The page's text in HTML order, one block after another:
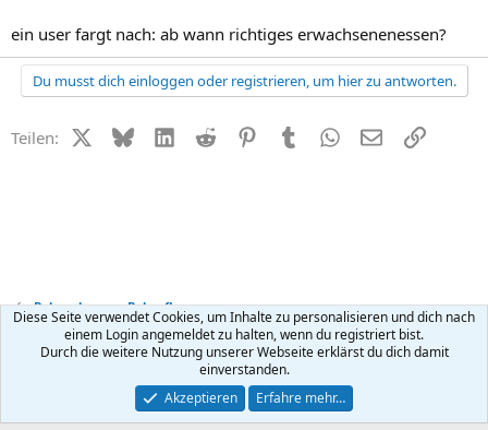
ein user fargt nach: ab wann richtiges erwachsenenessen?
Du musst dich einloggen oder registrieren, um hier zu antworten.
Teilen: X (Twitter)
BlueskyLinkedIn
Reddit PinterestTumblr WhatsApp
E-MailLink
Babynahrung + Babypflege
Kontakt Nutzungsbedingungen Datenschutz Hilfe
R
Community platform by XenForo ® © 2010-2026 XenForo Ltd.
Diese Seite verwendet Cookies, um Inhalte zu personalisieren und dich nach
einem Login angemeldet zu halten, wenn du registriert bist.
Durch die weitere Nutzung unserer Webseite erklärst du dich damit
einverstanden.
Akzeptieren
Erfahre mehr…